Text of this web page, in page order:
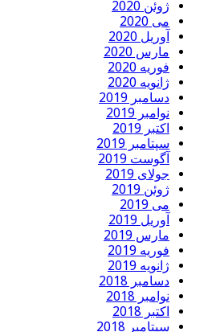
ژوئن 2020
می 2020
آوریل 2020
مارس 2020
فوریه 2020
ژانویه 2020
دسامبر 2019
نوامبر 2019
اکتبر 2019
سپتامبر 2019
آگوست 2019
جولای 2019
ژوئن 2019
می 2019
آوریل 2019
مارس 2019
فوریه 2019
ژانویه 2019
دسامبر 2018
نوامبر 2018
اکتبر 2018
سپتامبر 2018